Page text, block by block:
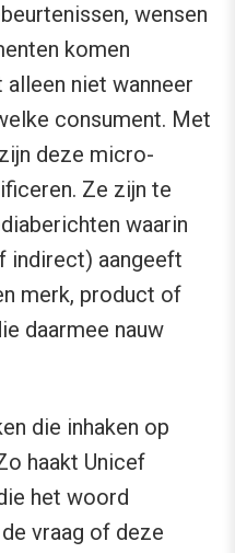
wensen
komen
niet wanneer
consument. Met
deze micro-
Ze zijn te
waarin
indirect) aangeeft
merk, product of
daarmee nauw
die inhaken op
haakt Unicef
het woord
vraag of deze